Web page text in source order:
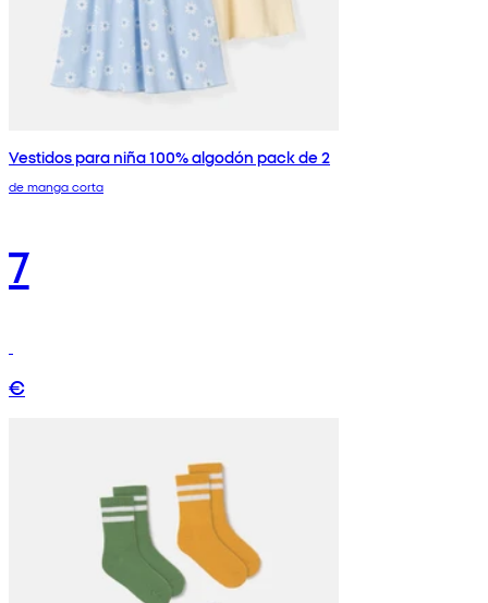
Vestidos para niña 100% algodón pack de 2
de manga corta
7
€